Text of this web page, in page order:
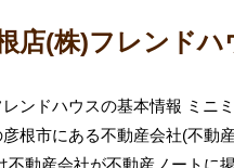
店(株)フレンド
ンドハウスの基本情報 ミニ
根市にある不動産会社(不動
不動産会社が不動産ノートに